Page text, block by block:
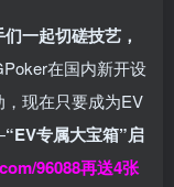
一起切磋技艺，
在国内新开设
现在只要成为EV
“EV专属大宝箱”启
96088再送4张